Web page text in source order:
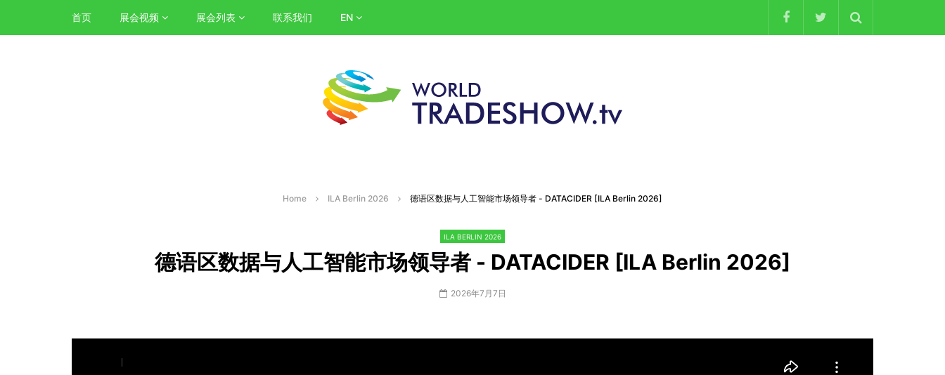
首页 展会视频 展会列表 联系我们 EN
Home ILA Berlin 2026 德语区数据与人工智能市场领导者 - DATACIDER [ILA Berlin 2026]
ILA BERLIN 2026
德语区数据与人工智能市场领导者 - DATACIDER [ILA Berlin 2026]
2026年7月7日